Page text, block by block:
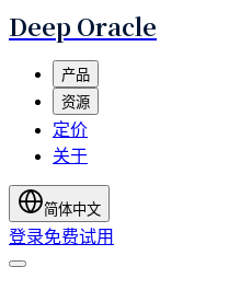
Deep Oracle
产品
资源
定价
关于
简体中文
登录免费试用